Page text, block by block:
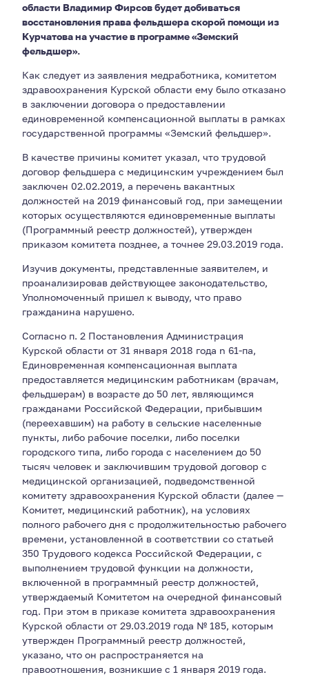
области Владимир Фирсов будет добиваться
восстановления права фельдшера скорой помощи из
Курчатова на участие в программе «Земский
фельдшер».
Как следует из заявления медработника, комитетом
здравоохранения Курской области ему было отказано
в заключении договора о предоставлении
единовременной компенсационной выплаты в рамках
государственной программы «Земский фельдшер».
В качестве причины комитет указал, что трудовой
договор фельдшера с медицинским учреждением был
заключен 02.02.2019, а перечень вакантных
должностей на 2019 финансовый год, при замещении
которых осуществляются единовременные выплаты
(Программный реестр должностей), утвержден
приказом комитета позднее, а точнее 29.03.2019 года.
Изучив документы, представленные заявителем, и
проанализировав действующее законодательство,
Уполномоченный пришел к выводу, что право
гражданина нарушено.
Согласно п. 2 Постановления Администрация
Курской области от 31 января 2018 года n 61-па,
Единовременная компенсационная выплата
предоставляется медицинским работникам (врачам,
фельдшерам) в возрасте до 50 лет, являющимся
гражданами Российской Федерации, прибывшим
(переехавшим) на работу в сельские населенные
пункты, либо рабочие поселки, либо поселки
городского типа, либо города с населением до 50
тысяч человек и заключившим трудовой договор с
медицинской организацией, подведомственной
комитету здравоохранения Курской области (далее —
Комитет, медицинский работник), на условиях
полного рабочего дня с продолжительностью рабочего
времени, установленной в соответствии со статьей
350 Трудового кодекса Российской Федерации, с
выполнением трудовой функции на должности,
включенной в программный реестр должностей,
утверждаемый Комитетом на очередной финансовый
год. При этом в приказе комитета здравоохранения
Курской области от 29.03.2019 года № 185, которым
утвержден Программный реестр должностей,
указано, что он распространяется на
правоотношения, возникшие с 1 января 2019 года.